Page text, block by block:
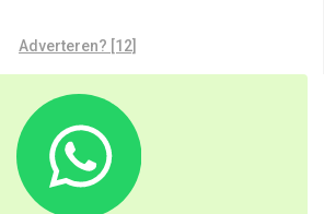
Adverteren? [12]